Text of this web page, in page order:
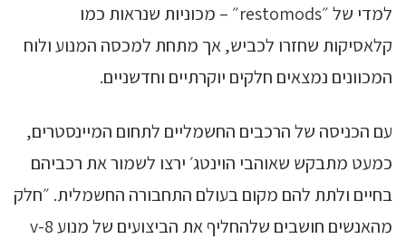
למדי של ״restomods״ – מכוניות שנראות כמו
קלאסיקות שחזרו לכביש, אך מתחת למכסה המנוע ולוח
המכוונים נמצאים חלקים יוקרתיים וחדשניים.
עם הכניסה של הרכבים החשמליים לתחום המיינסטרים,
כמעט מתבקש שאוהבי הוינטג׳ ירצו לשמור את רכביהם
בחיים ולתת להם מקום בעולם התחבורה החשמלית. ״חלק
מהאנשים חושבים שלהחליף את הביצועים של מנוע v-8